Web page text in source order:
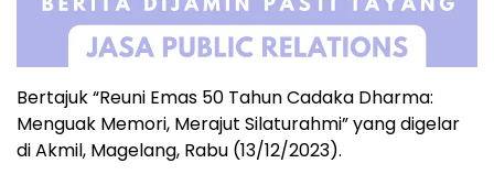
Bertajuk “Reuni Emas 50 Tahun Cadaka Dharma:
Menguak Memori, Merajut Silaturahmi” yang digelar
di Akmil, Magelang, Rabu (13/12/2023).